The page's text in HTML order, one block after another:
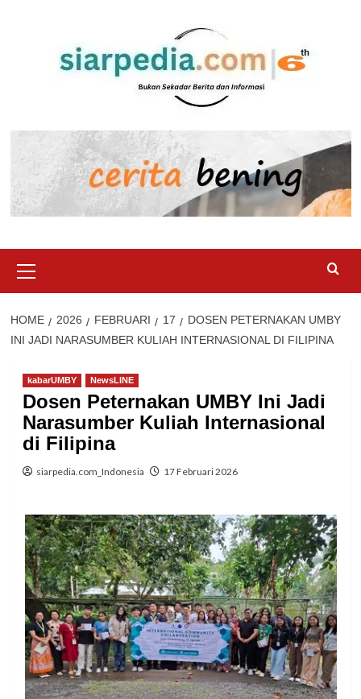
Menu
HOME 2026 FEBRUARI 17
DOSEN PETERNAKAN UMBY
INI JADI NARASUMBER KULIAH INTERNASIONAL DI FILIPINA
kabarUMBY NewsLINE
Dosen Peternakan UMBY Ini Jadi
Narasumber Kuliah Internasional
di Filipina
siarpedia.com_Indonesia 17 Februari 2026